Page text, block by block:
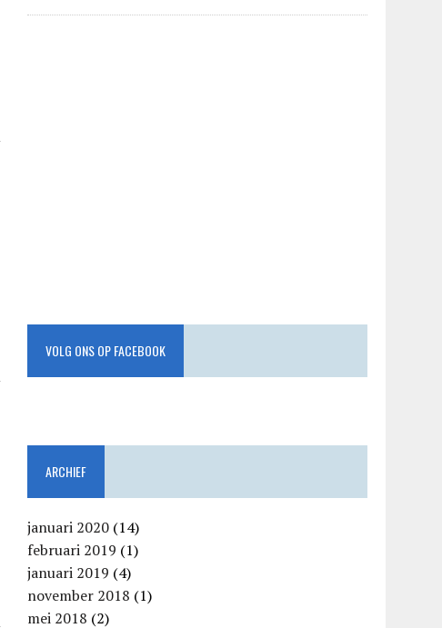
VOLG ONS OP FACEBOOK
ARCHIEF
januari 2020 (14)
februari 2019 (1)
januari 2019 (4)
november 2018 (1)
mei 2018 (2)